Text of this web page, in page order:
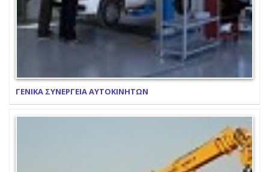
ΓΕΝΙΚΑ ΣΥΝΕΡΓΕΙΑ ΑΥΤΟΚΙΝΗΤΩΝ